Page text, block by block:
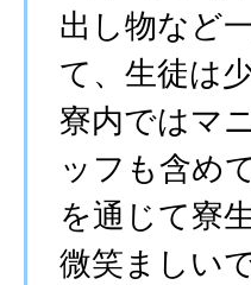
出し物など
て、生徒は
寮内ではマ
ッフも含め
を通じて寮
微笑ましいで